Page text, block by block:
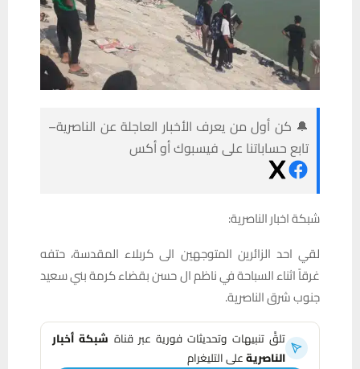
🔔 كن أول من يعرف الأخبار العاجلة عن الناصرية–
تابع حساباتنا على فيسبوك أو أكس
شبكة اخبار الناصرية:
لقي احد الزائرين المتوجهين الى كربلاء المقدسة، حتفه
غرقاً اثناء السباحة في ناظم ال حسن بقضاء كرمة بني سعيد
جنوب شرق الناصرية.
تلقَّ تنبيهات وتحديثات فورية عبر قناة شبكة أخبار
الناصريةعلى التليغرام